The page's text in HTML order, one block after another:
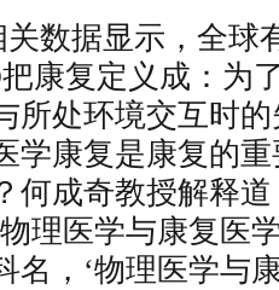
数据显示，全球
康复定义成：为
所处环境交互时
学康复是康复的
何成奇教授解释道
理医学与康复医
名，‘物理医学与